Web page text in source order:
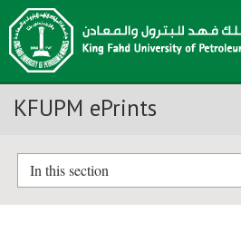
KFUPM ePrints
In this section